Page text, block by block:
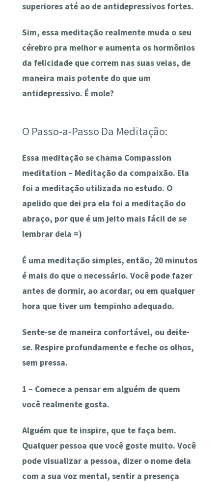
superiores até ao de antidepressivos fortes.
Sim, essa meditação realmente muda o seu
cérebro pra melhor e aumenta os hormônios
da felicidade que correm nas suas veias, de
maneira mais potente do que um
antidepressivo. É mole?
O Passo-a-Passo Da Meditação:
Essa meditação se chama Compassion
meditation – Meditação da compaixão. Ela
foi a meditação utilizada no estudo. O
apelido que dei pra ela foi a meditação do
abraço, por que é um jeito mais fácil de se
lembrar dela =)
É uma meditação simples, então, 20 minutos
é mais do que o necessário. Você pode fazer
antes de dormir, ao acordar, ou em qualquer
hora que tiver um tempinho adequado.
Sente-se de maneira confortável, ou deite-
se. Respire profundamente e feche os olhos,
sem pressa.
1 – Comece a pensar em alguém de quem
você realmente gosta.
Alguém que te inspire, que te faça bem.
Qualquer pessoa que você goste muito. Você
pode visualizar a pessoa, dizer o nome dela
com a sua voz mental, sentir a presença